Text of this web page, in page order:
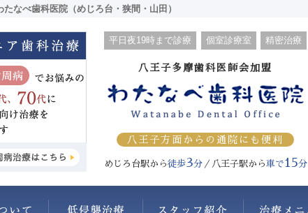
なべ歯科医院（めじろ台・狭間・山田）
平日夜19時まで診療 個室診療室 精密治療
八王子多摩歯科医師会加盟
八王子方面からの通院にも便利
めじろ台駅から徒歩3分／八王子駅から車で15分
わたなべ歯科医院について抜かない・削らない スタッフ紹介